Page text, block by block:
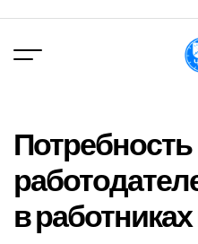
вмісту
Потребность
в